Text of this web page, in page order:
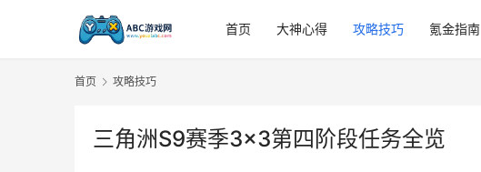
首页 大神心得 攻略技巧 氪金指南
首页 攻略技巧
三角洲S9赛季3×3第四阶段任务全览